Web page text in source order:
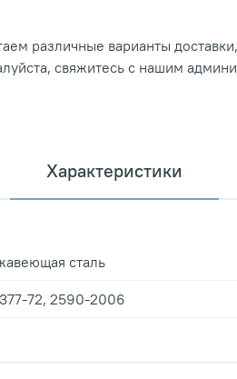
различные варианты
свяжитесь с нашим
Характеристики
сталь
72, 2590-2006